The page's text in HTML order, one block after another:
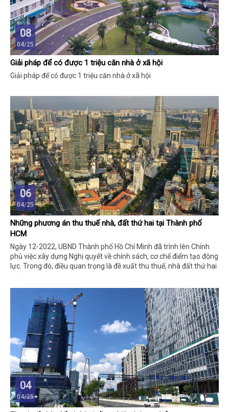
08
04/25
Giải pháp để có được 1 triệu căn nhà ở xã hội
Giải pháp để có được 1 triệu căn nhà ở xã hội
06
04/25
Những phương án thu thuế nhà, đất thứ hai tại Thành phố
HCM
Ngày 12-2022, UBND Thành phố Hồ Chí Minh đã trình lên Chính
phủ việc xây dựng Nghị quyết về chính sách, cơ chế điểm tạo động
lực. Trong đó, điều quan trọng là đề xuất thu thuế, nhà đất thứ hai
04
04/25